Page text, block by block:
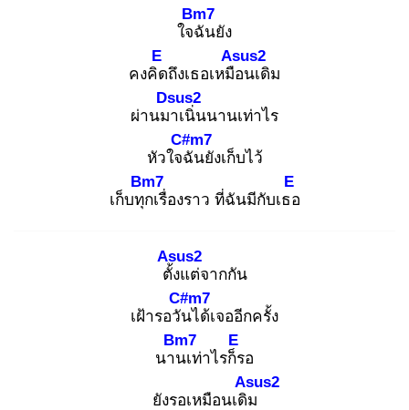
ใจฉั
Bm7
นยัง
คงคิด
E
ถึงเธอเหมือ
Asus2
นเดิม
ผ่านมา
Dsus2
เนิ่นนานเท่าไร
หัวใจฉั
C#m7
นยังเก็บไว้
เก็บทุก
Bm7
เรื่องราว ที่ฉันมีกับเธอ
E
ตั้ง
Asus2
แต่จากกัน
เฝ้ารอวัน
C#m7
ได้เจออีกครั้ง
นาน
Bm7
เท่าไรก็ร
E
อ
ยังรอเหมือนเดิม
Asus2